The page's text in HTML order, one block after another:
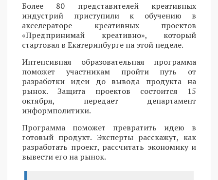
Более 80 представителей креативных
индустрий приступили к обучению в
акселераторе креативных проектов
«Предпринимай креативно», который
стартовал в Екатеринбурге на этой неделе.
Интенсивная образовательная программа
поможет участникам пройти путь от
разработки идеи до вывода продукта на
рынок. Защита проектов состоится 15
октября, передает департамент
информполитики.
Программа поможет превратить идею в
готовый продукт. Эксперты расскажут, как
разработать проект, рассчитать экономику и
вывести его на рынок.